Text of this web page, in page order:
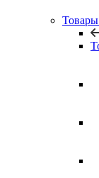
Товары